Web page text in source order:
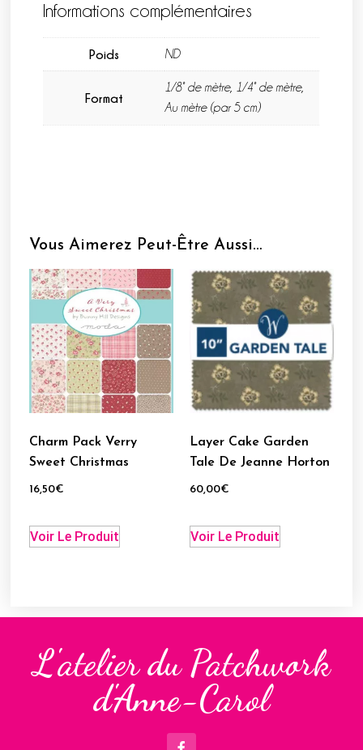
Informations complémentaires
Poids ND
Format
1/8° de mètre, 1/4° de mètre,
Au mètre (par 5 cm)
Vous Aimerez Peut-Être Aussi…
Charm Pack Verry
Sweet Christmas
16,50€
Voir Le Produit
Layer Cake Garden
Tale De Jeanne Horton
60,00€
Voir Le Produit
L'atelier du Patchwork
d'Anne-Carol